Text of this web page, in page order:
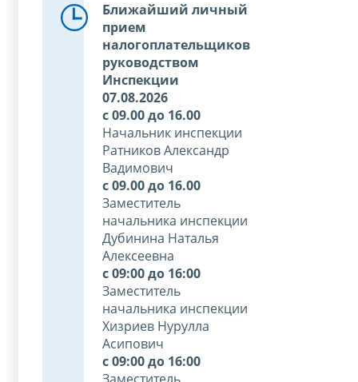
Ближайший личный
прием
налогоплательщиков
руководством
Инспекции
07.08.2026
с 09.00 до 16.00
Начальник инспекции
Ратников Александр
Вадимович
с 09.00 до 16.00
Заместитель
начальника инспекции
Дубинина Наталья
Алексеевна
с 09:00 до 16:00
Заместитель
начальника инспекции
Хизриев Нурулла
Асипович
с 09:00 до 16:00